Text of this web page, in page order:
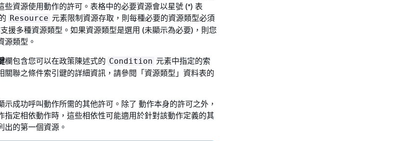
些資源使用動作的許可。表格中的必要資源會以星號 (*) 表
Resource 元素限制資源存取，則每種必要的資源類型必須
援多種資源類型。如果資源類型是選用 (未顯示為必要)，則您
源類型。
欄包含您可以在政策陳述式的 Condition 元素中指定的索
關聯之條件索引鍵的詳細資訊，請參閱「資源類型」資料表的
示成功呼叫動作所需的其他許可。除了 動作本身的許可之外，
指定相依動作時，這些相依性可能適用於針對該動作定義的其
出的第一個資源。